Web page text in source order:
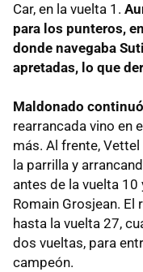
Car, en la vuelta 1.
para los punteros,
donde navegaba
apretadas, lo que
Maldonado
rearrancada vino en
más. Al frente,
la parrilla y
antes de la vuelta
Romain Grosjean.
hasta la vuelta 27,
dos vueltas, para
campeón.